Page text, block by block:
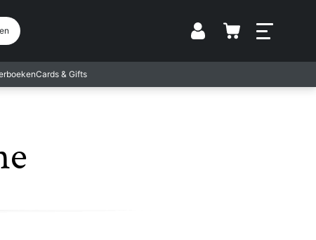
Vestiging
Cards & Gifts